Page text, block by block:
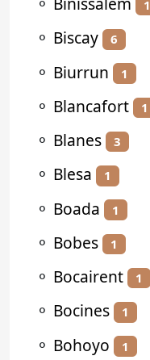
1
⚬ Biscay 6
⚬ Biurrun 1
⚬ Blancafort 1
⚬ Blanes 3
⚬ Blesa 1
⚬ Boada 1
⚬ Bobes 1
⚬ Bocairent 1
⚬ Bocines 1
⚬ Bohoyo 1